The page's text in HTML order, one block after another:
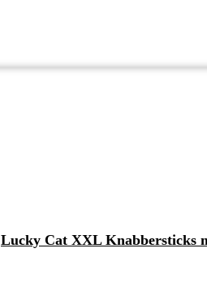
Lucky Cat XXL Knabbersticks